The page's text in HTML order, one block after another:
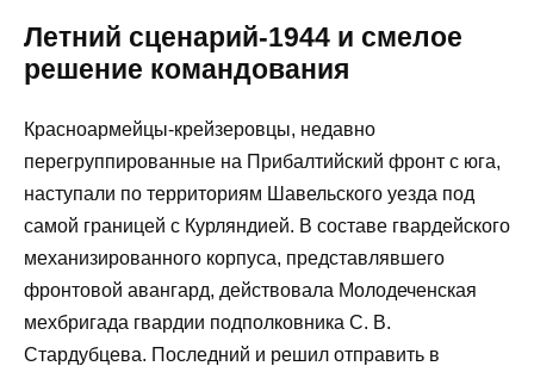
Летний сценарий-1944 и смелое
решение командования
Красноармейцы-крейзеровцы, недавно
перегруппированные на Прибалтийский фронт с юга,
наступали по территориям Шавельского уезда под
самой границей с Курляндией. В составе гвардейского
механизированного корпуса, представлявшего
фронтовой авангард, действовала Молодеченская
мехбригада гвардии подполковника С. В.
Стардубцева. Последний и решил отправить в